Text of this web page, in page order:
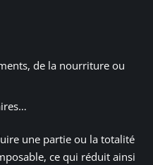
de la nourriture ou
une partie ou la totalité
ce qui réduit ainsi